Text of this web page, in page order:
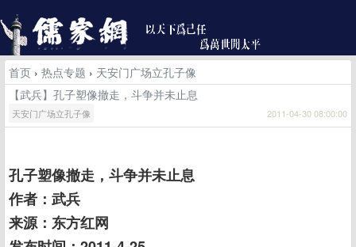
首页 › 热点专题 › 天安门广场立孔子像
【武兵】孔子塑像撤走，斗争并未止息
天安门广场立孔子像 2011-04-30 08:00:00
孔子塑像撤走，斗争并未止息
作者：武兵
来源：东方红网